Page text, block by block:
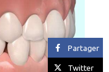
Partager
Twitter